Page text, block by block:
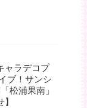
ャラデコプ
ブ！サンシ
松浦果南」